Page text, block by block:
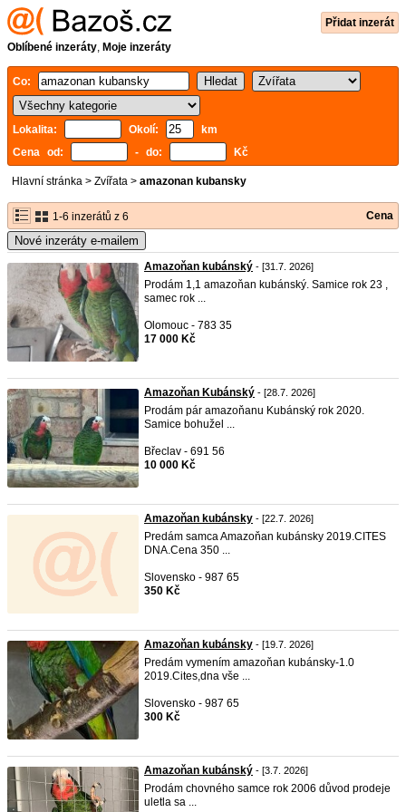
Přidat inzerát
Oblíbené inzeráty, Moje inzeráty
Co:
Lokalita: Okolí:
km
Cena od:
- do: Kč
Hlavní stránka > Zvířata > amazonan kubansky
1-6 inzerátů z 6 Cena
Nové inzeráty e-mailem
Amazoňan kubánský - [31.7. 2026]
Prodám 1,1 amazoňan kubánský. Samice rok 23 ,
samec rok ...
Olomouc - 783 35
17 000 Kč
Amazoňan Kubánský - [28.7. 2026]
Prodám pár amazoňanu Kubánský rok 2020.
Samice bohužel ...
Břeclav - 691 56
10 000 Kč
Amazoňan kubánsky - [22.7. 2026]
Predám samca Amazoňan kubánsky 2019.CITES
DNA.Cena 350 ...
Slovensko - 987 65
350 Kč
Amazoňan kubánsky - [19.7. 2026]
Predám vymením amazoňan kubánsky-1.0
2019.Cites,dna vše ...
Slovensko - 987 65
300 Kč
Amazoňan kubánský - [3.7. 2026]
Prodám chovného samce rok 2006 důvod prodeje
uletla sa ...